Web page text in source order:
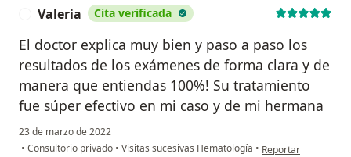
Valeria Cita verificada
El doctor explica muy bien y paso a paso los
resultados de los exámenes de forma clara y de
manera que entiendas 100%! Su tratamiento
fue súper efectivo en mi caso y de mi hermana
23 de marzo de 2022
• Consultorio privado • Visitas sucesivas Hematología • en opinión del
Reportar